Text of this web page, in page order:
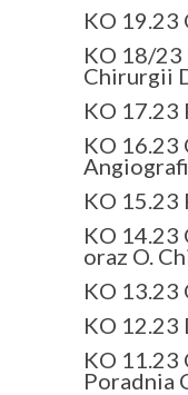
KO 19.23
KO 18/23
Chirurgii
KO 17.23
KO 16.23
KO 15.23
KO 14.23
oraz O.
KO 13.23
KO 12.23
KO 11.23
Poradnia